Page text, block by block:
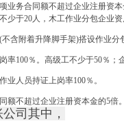
业务合同额不超过企业注册资
于20人，木工作业分包企
含附着升降脚手架)搭设作业分
率100％。高级工不少于50％；
业人员持证上岗率100％。
额不超过企业注册资本金的5倍
司其中，